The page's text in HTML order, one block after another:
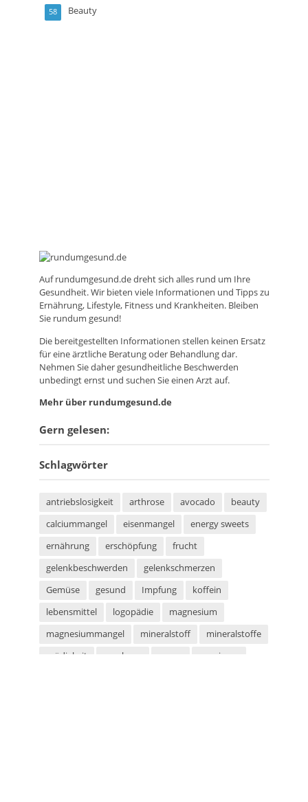
Beauty
58
Aufrundumgesund.dedreht sich alles rund um Ihre
Gesundheit. Wir bieten viele Informationen und Tipps zu
Ernährung, Lifestyle, Fitness und Krankheiten. Bleiben
Sie rundum gesund!
Die bereitgestellten Informationen stellen keinen Ersatz
für eine ärztliche Beratung oder Behandlung dar.
Nehmen Sie daher gesundheitliche Beschwerden
unbedingt ernst und suchen Sie einen Arzt auf.
Mehr über rundumgesund.de
Gern gelesen:
Schlagwörter
antriebslosigkeit arthrose avocado
beauty
calciummangel
eisenmangel
energy sweets
ernährung
erschöpfung
frucht
gelenkbeschwerden
gelenkschmerzen
Gemüse
gesund Impfung
koffein
lebensmittel
logopädie
magnesium
magnesiummangel
mineralstoff
mineralstoffe
müdigkeit
parabene
saunieren